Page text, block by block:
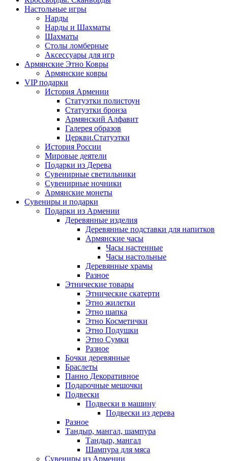
Настольные игры
Нарды
Нарды и Шахматы
Шахматы
Столы ломберные
Аксессуары для игр
Армянские Этно Ковры
Армянские ковры
VIP подарки
История Армении
Статуэтки полистоун
Статуэтки бронза
Армянский Алфавит
Галерея образов
Церкви.Статуэтки
История России
Мировые деятели
Подарки из Дерева
Сувенирные светильники
Сувенирные ночники
Армянские монеты
Сувениры и подарки
Подарки из Армении
Деревянные изделия
Деревянные подставки для напитков
Армянские часы
Часы настенные
Часы настольные
Деревянные храмы
Разное
Этнические товары
Этнические скатерти
Этно жилетки
Этно шапка
Этно Косметички
Этно Подушки
Этно Сумки
Разное
Бочки деревянные
Браслеты
Панно Декоративное
Подарочные мешочки
Подвески
Подвески в машину
Подвески из дерева
Разное
Тандыр, мангал, шампура
Тандыр, мангал
Шампура для мяса
Сувениры из Армении